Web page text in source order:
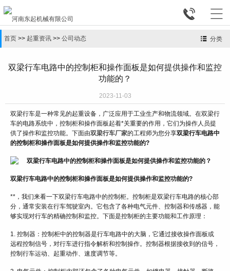


分类
首页 >> 起重资讯 >> 公司动态
双梁行车电路中的控制柜和操作面板是如何提供操作和监控
功能的？
2023-11-03
双梁行车是一种常见的起重设备，广泛应用于工业生产和物流领域。在双梁行
车的电路系统中，控制柜和操作面板起着*关重要的作用，它们为操作人员提
供了操作和监控功能。下面由双梁行车厂家的工程师为您分享双梁行车电路中
的控制柜和操作面板是如何提供操作和监控功能的?
双梁行车电路中的控制柜和操作面板是如何提供操作和监控功能的?
**，我们来看一下双梁行车电路中的控制柜。控制柜是双梁行车电路的核心部
分，通常安装在行车驾驶室内。它包含了各种电气元件、控制器和传感器，能
够实现对行车的精确控制和监控。下面是控制柜的主要功能和工作原理：
1. 控制器：控制柜中的控制器是行车电路中的大脑，它通过接收操作面板或
远程控制信号，对行车进行指令解析和控制操作。控制器根据接收到的信号，
控制行车运动、起重动作、速度调节等。